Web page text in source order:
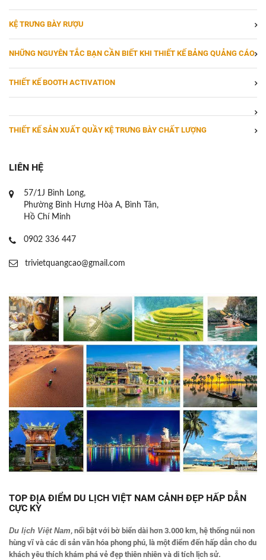
KỆ TRƯNG BÀY RƯỢU
NHỮNG NGUYÊN TẮC BẠN CẦN BIẾT KHI THIẾT KẾ BẢNG QUẢNG CÁO
THIẾT KẾ BOOTH ACTIVATION
THIẾT KẾ SẢN XUẤT QUẦY KỆ TRƯNG BÀY CHẤT LƯỢNG
LIÊN HỆ
57/1J Bình Long,
Phường Bình Hưng Hòa A, Bình Tân,
Hồ Chí Minh
0902 336 447
trivietquangcao@gmail.com
TOP ĐỊA ĐIỂM DU LỊCH VIỆT NAM CẢNH ĐẸP HẤP DẪN
CỰC KỲ
Du lịch Việt Nam, nổi bật với bờ biển dài hơn 3.000 km, hệ thống núi non
hùng vĩ và các di sản văn hóa phong phú, là một điểm đến hấp dẫn cho du
khách yêu thích khám phá vẻ đẹp thiên nhiên và di tích lịch sử.